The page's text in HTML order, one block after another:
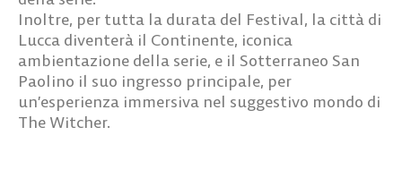
Inoltre, per tutta la durata del Festival, la città di
Lucca diventerà il Continente, iconica
ambientazione della serie, e il Sotterraneo San
Paolino il suo ingresso principale, per
un’esperienza immersiva nel suggestivo mondo di
The Witcher.